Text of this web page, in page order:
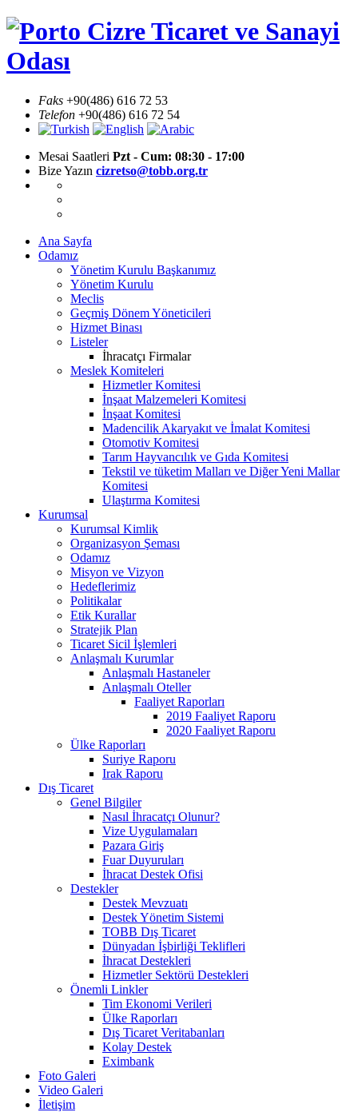
Skip
content
Cizre Ticaret ve Sanayi
Odası
Faks +90(486) 616 72 53
Telefon +90(486) 616 72 54
Mesai Saatleri Pzt - Cum: 08:30 - 17:00
Bize Yazın cizretso@tobb.org.tr
Ana Sayfa
Odamız
Yönetim Kurulu Başkanımız
Yönetim Kurulu
Meclis
Geçmiş Dönem Yöneticileri
Hizmet Binası
Listeler
İhracatçı Firmalar
Meslek Komiteleri
Hizmetler Komitesi
İnşaat Malzemeleri Komitesi
İnşaat Komitesi
Madencilik Akaryakıt ve İmalat Komitesi
Otomotiv Komitesi
Tarım Hayvancılık ve Gıda Komitesi
Tekstil ve tüketim Malları ve Diğer Yeni Mallar
Komitesi
Ulaştırma Komitesi
Kurumsal
Kurumsal Kimlik
Organizasyon Şeması
Odamız
Misyon ve Vizyon
Hedeflerimiz
Politikalar
Etik Kurallar
Stratejik Plan
Ticaret Sicil İşlemleri
Anlaşmalı Kurumlar
Anlaşmalı Hastaneler
Anlaşmalı Oteller
Faaliyet Raporları
2019 Faaliyet Raporu
2020 Faaliyet Raporu
Ülke Raporları
Suriye Raporu
Irak Raporu
Dış Ticaret
Genel Bilgiler
Nasıl İhracatçı Olunur?
Vize Uygulamaları
Pazara Giriş
Fuar Duyuruları
İhracat Destek Ofisi
Destekler
Destek Mevzuatı
Destek Yönetim Sistemi
TOBB Dış Ticaret
Dünyadan İşbirliği Teklifleri
İhracat Destekleri
Hizmetler Sektörü Destekleri
Önemli Linkler
Tim Ekonomi Verileri
Ülke Raporları
Dış Ticaret Veritabanları
Kolay Destek
Eximbank
Foto Galeri
Video Galeri
İletişim